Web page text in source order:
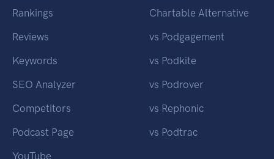
Rankings
Reviews
Keywords
SEO Analyzer
Competitors
Podcast Page
YouTube
Chartable Alternative
vs Podgagement
vs Podkite
vs Podrover
vs Rephonic
vs Podtrac